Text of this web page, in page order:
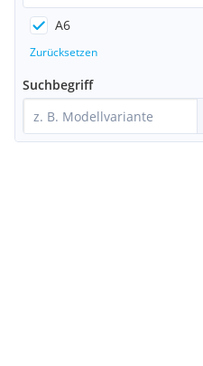
A6
Zurücksetzen
Suchbegriff